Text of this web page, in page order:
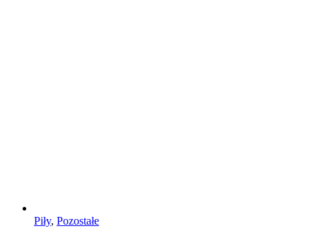
Piły, Pozostałe